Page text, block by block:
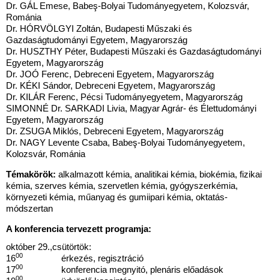
Dr. GÁL Emese, Babeş-Bolyai Tudományegyetem, Kolozsvár,
Románia
Dr. HÓRVÖLGYI Zoltán, Budapesti Műszaki és
Gazdaságtudományi Egyetem, Magyarország
Dr. HUSZTHY Péter, Budapesti Műszaki és Gazdaságtudományi
Egyetem, Magyarország
Dr. JOÓ Ferenc, Debreceni Egyetem, Magyarország
Dr. KÉKI Sándor, Debreceni Egyetem, Magyarország
Dr. KILÁR Ferenc, Pécsi Tudományegyetem, Magyarország
SIMONNÉ Dr. SARKADI Livia, Magyar Agrár- és Élettudományi
Egyetem, Magyarország
Dr. ZSUGA Miklós, Debreceni Egyetem, Magyarország
Dr. NAGY Levente Csaba, Babeş-Bolyai Tudományegyetem,
Kolozsvár, Románia
Témakörök: alkalmazott kémia, analitikai kémia, biokémia, fizikai
kémia, szerves kémia, szervetlen kémia, gyógyszerkémia,
környezeti kémia, műanyag és gumiipari kémia, oktatás-
módszertan
A konferencia tervezett programja:
október 29.,csütörtök:
1600
érkezés, regisztráció
1700
konferencia megnyitó, plenáris előadások
00